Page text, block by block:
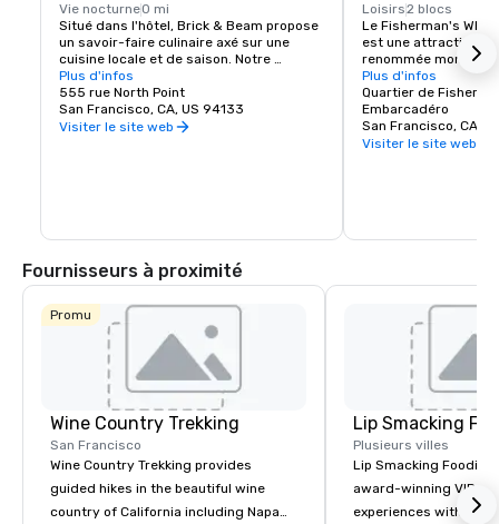
Vie nocturne0 mi
Situé dans l'hôtel, Brick & Beam propose
un savoir-faire culinaire axé sur une
cuisine locale et de saison. Notre
programme Seafood Watch est une
nouvelle approche de l'alimentation
durable, qui comprend un menu
responsable composé de produits locaux
commencer votre soirée en ville.
Plus d'infos
555 rue North Point
San Francisco, CA, US 94133
Visiter le site web
Loisirs2 blocs
Le Fisherman's
est une attraction
renommée
et une zone
animés. Abritant
renommée
hôtels et
divertissement, le
Plus d'infos
Quartier de
Embarcadéro
San Francisco, CA,
Visiter le site web
Fournisseurs à proximité
Promu
Wine Country Trekking
San Francisco
Wine Country Trekking provides
guided hikes in the beautiful wine
country of California including Napa
Lip Smacking
Plusieurs villes
Lip Smacking Foodie
award-winning VIP
experiences with